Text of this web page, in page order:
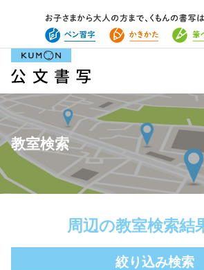
教室検索
周辺の教室検索結
絞り込み検索